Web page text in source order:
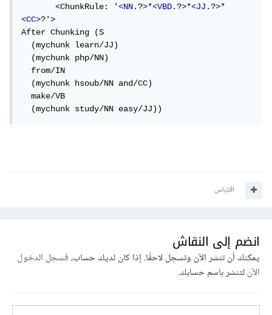
       <ChunkRule: '
<NN.?>*<VBD.?>*<JJ.?>*
<CC>?'>
After Chunking (S
  (mychunk learn/JJ)
  (mychunk php/NN)
  from/IN
  (mychunk hsoub/NN and/CC)
  make/VB
  (mychunk study/NN easy/JJ))
اقتباس
انضم إلى النقاش
يمكنك أن تنشر الآن وتسجل لاحقًا. إذا كان لديك حساب،فسجل الدخول
الآنلتنشر باسم حسابك.